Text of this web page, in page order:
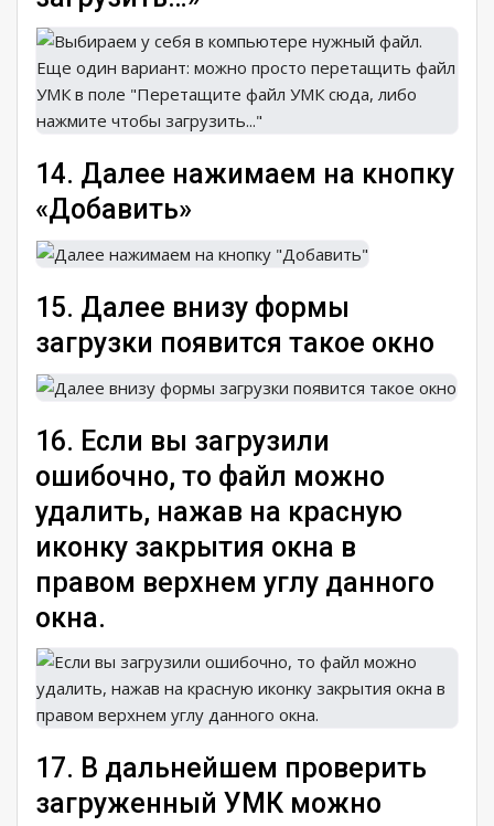
14. Далее нажимаем на кнопку
«Добавить»
15. Далее внизу формы
загрузки появится такое окно
16. Если вы загрузили
ошибочно, то файл можно
удалить, нажав на красную
иконку закрытия окна в
правом верхнем углу данного
окна.
17. В дальнейшем проверить
загруженный УМК можно